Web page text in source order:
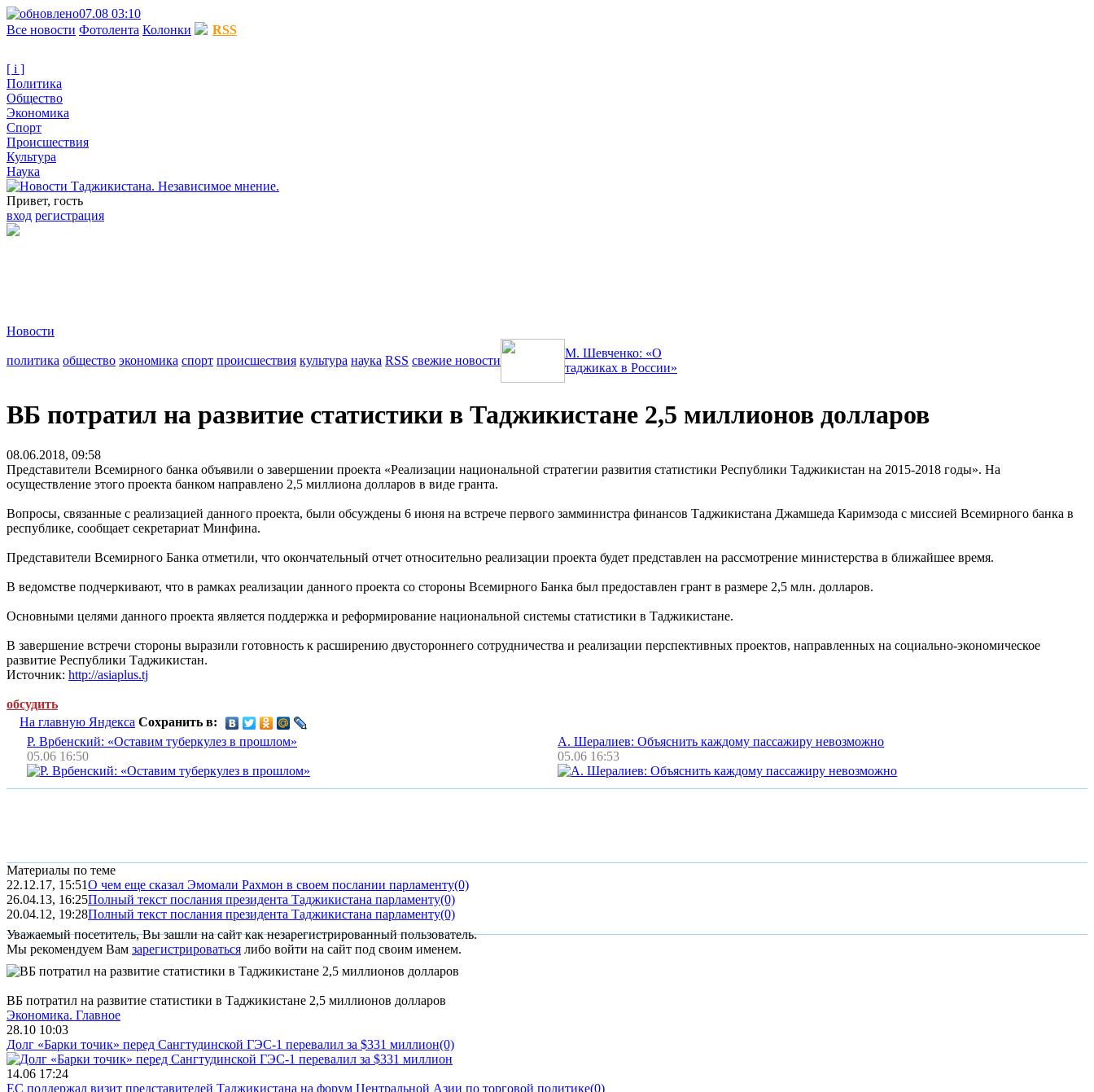
07.08 03:10
Все новости Фотолента Колонки RSS
[ i ]
Политика
Общество
Экономика
Спорт
Происшествия
Культура
Наука
Привет, гость
вход регистрация
Новости
политика общество экономика спорт происшествия культура наука RSS свежие новости
М. Шевченко: «О
таджиках в России»
ВБ потратил на развитие статистики в Таджикистане 2,5 миллионов долларов
08.06.2018, 09:58
Представители Всемирного банка объявили о завершении проекта «Реализации национальной стратегии развития статистики Республики Таджикистан на 2015-2018 годы». На
осуществление этого проекта банком направлено 2,5 миллиона долларов в виде гранта.
Вопросы, связанные с реализацией данного проекта, были обсуждены 6 июня на встрече первого замминистра финансов Таджикистана Джамшеда Каримзода с миссией Всемирного банка в
республике, сообщает секретариат Минфина.
Представители Всемирного Банка отметили, что окончательный отчет относительно реализации проекта будет представлен на рассмотрение министерства в ближайшее время.
В ведомстве подчеркивают, что в рамках реализации данного проекта со стороны Всемирного Банка был предоставлен грант в размере 2,5 млн. долларов.
Основными целями данного проекта является поддержка и реформирование национальной системы статистики в Таджикистане.
В завершение встречи стороны выразили готовность к расширению двустороннего сотрудничества и реализации перспективных проектов, направленных на социально-экономическое
развитие Республики Таджикистан.
Источник: http://asiaplus.tj
обсудить
На главную Яндекса Сохранить в:
Р. Врбенский: «Оставим туберкулез в прошлом»
05.06 16:50
А. Шералиев: Объяснить каждому пассажиру невозможно
05.06 16:53
Материалы по теме
22.12.17, 15:51О чем еще сказал Эмомали Рахмон в своем послании парламенту(0)
26.04.13, 16:25Полный текст послания президента Таджикистана парламенту(0)
20.04.12, 19:28Полный текст послания президента Таджикистана парламенту(0)
Уважаемый посетитель, Вы зашли на сайт как незарегистрированный пользователь.
Мы рекомендуем Вам зарегистрироваться либо войти на сайт под своим именем.
ВБ потратил на развитие статистики в Таджикистане 2,5 миллионов долларов
Экономика. Главное
28.10 10:03
Долг «Барки точик» перед Сангтудинской ГЭС-1 перевалил за $331 миллион(0)
14.06 17:24
ЕС поддержал визит представителей Таджикистана на форум Центральной Азии по торговой политике(0)